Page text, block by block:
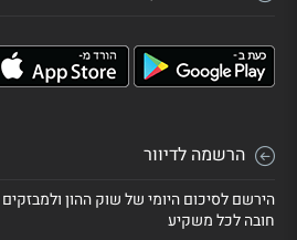
הרשמה לדיוור
הירשם לסיכום היומי של שוק ההון ולמבזקים
חובה לכל משקיע